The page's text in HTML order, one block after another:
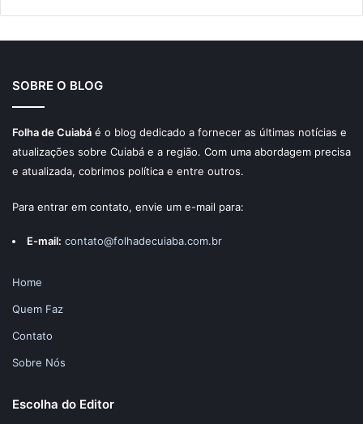
SOBRE O BLOG
Folha de Cuiabá é o blog dedicado a fornecer as últimas notícias e
atualizações sobre Cuiabá e a região. Com uma abordagem precisa
e atualizada, cobrimos política e entre outros.
Para entrar em contato, envie um e-mail para:
E-mail: contato@folhadecuiaba.com.br
Home
Quem Faz
Contato
Sobre Nós
Escolha do Editor